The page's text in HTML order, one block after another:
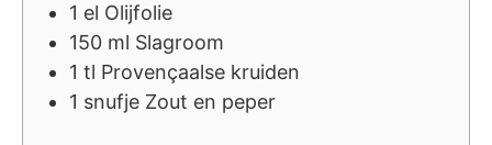
1 el Olijfolie
150 ml Slagroom
1 tl Provençaalse kruiden
1 snufje Zout en peper